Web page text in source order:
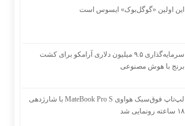
این اولین «گوگل‌بوک» ایسوس است
سرمایه‌گذاری ۹.۵ میلیون دلاری آرامکو برای کشت
برنج با هوش مصنوعی
لپ‌تاپ فوق‌سبک هواوی MateBook Pro S با شارژدهی
۱۸ ساعته رونمایی شد